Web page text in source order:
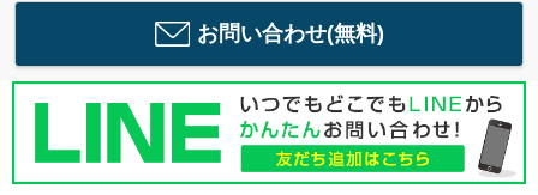
お問い合わせ(無料)